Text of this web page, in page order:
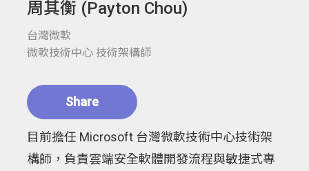
周其衡 (Payton Chou)
台灣微軟
微軟技術中心 技術架構師
Share
目前擔任 Microsoft 台灣微軟技術中心技術架
構師，負責雲端安全軟體開發流程與敏捷式專